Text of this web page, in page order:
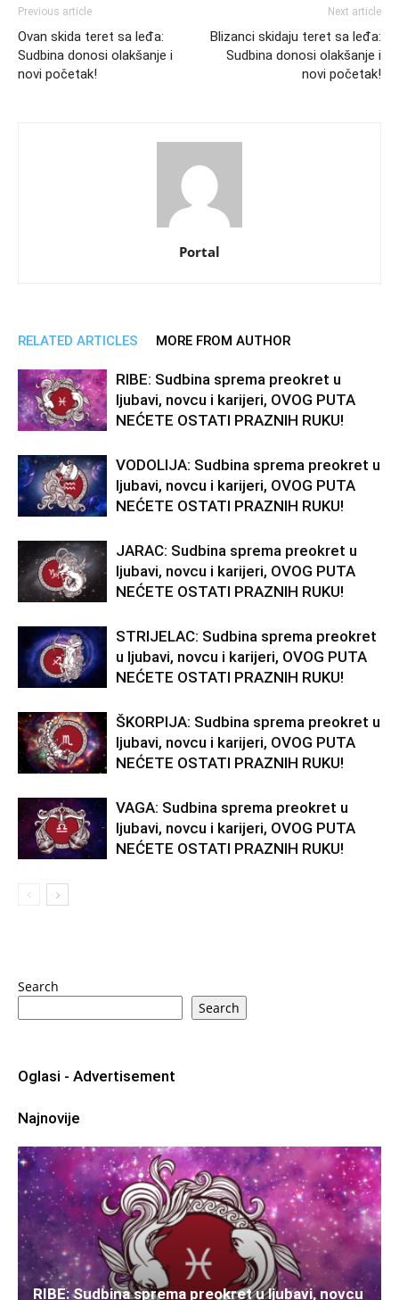
Previous article
Ovan skida teret sa leđa:
Sudbina donosi olakšanje i
novi početak!
Next article
Blizanci skidaju teret sa leđa:
Sudbina donosi olakšanje i
novi početak!
Portal
RELATED ARTICLES MORE FROM AUTHOR
RIBE: Sudbina sprema preokret u
ljubavi, novcu i karijeri, OVOG PUTA
NEĆETE OSTATI PRAZNIH RUKU!
VODOLIJA: Sudbina sprema preokret u
ljubavi, novcu i karijeri, OVOG PUTA
NEĆETE OSTATI PRAZNIH RUKU!
JARAC: Sudbina sprema preokret u
ljubavi, novcu i karijeri, OVOG PUTA
NEĆETE OSTATI PRAZNIH RUKU!
STRIJELAC: Sudbina sprema preokret
u ljubavi, novcu i karijeri, OVOG PUTA
NEĆETE OSTATI PRAZNIH RUKU!
ŠKORPIJA: Sudbina sprema preokret u
ljubavi, novcu i karijeri, OVOG PUTA
NEĆETE OSTATI PRAZNIH RUKU!
VAGA: Sudbina sprema preokret u
ljubavi, novcu i karijeri, OVOG PUTA
NEĆETE OSTATI PRAZNIH RUKU!
Search
Search
Oglasi - Advertisement
Najnovije
RIBE: Sudbina sprema preokret u ljubavi, novcu